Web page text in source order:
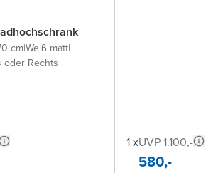
cm|Weiß matt|
oder Rechts
1 xUVP 1.100,-
580,-